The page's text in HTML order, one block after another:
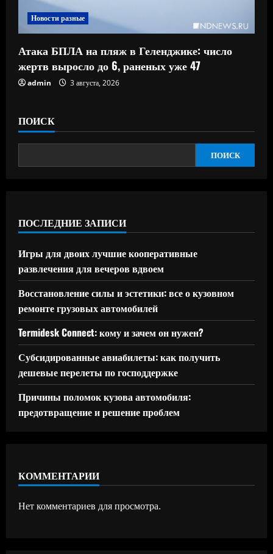
Новости разные
Атака БПЛА на пляж в Геленджике: число
жертв выросло до 6, раненых уже 47
admin 3 августа, 2026
ПОИСК
ПОИСК
ПОСЛЕДНИЕ ЗАПИСИ
Игры для двоих лучшие кооперативные
развлечения для вечеров вдвоем
Восстановление силы и эстетики: все о кузовном
ремонте грузовых автомобилей
Termidesk Connect: кому и зачем он нужен?
Субсидированные авиабилеты: как получить
дешевые перелеты по господдержке
Причины поломок кузова автомобиля:
предотвращение и решение проблем
КОММЕНТАРИИ
Нет комментариев для просмотра.